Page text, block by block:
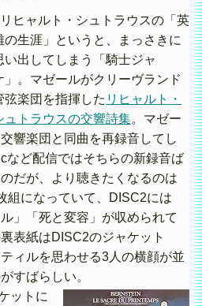
ヒャルト・シュトラウスの「英
の生涯」というと、まっさきに
い出してしまう「騎士ジャ
」。マゼールがクリーヴランド
弦楽団を指揮した リヒャルト・
ュトラウスの交響詩集。マゼー
響楽団と同曲を再録音してし
など配信ではそちらの新録音ば
だが、より聴きたくなるのは
組になっていて、DISC2には
」「死と変容」が収められて
表紙はDISC2のジャケット
ィルを思わせる3人の横顔が並
すばらしい。
ットに